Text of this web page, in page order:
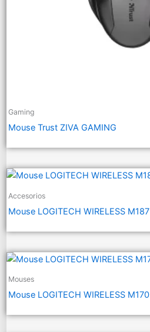
Gaming
Mouse Trust ZIVA GAMING
Accesorios
Mouse LOGITECH WIRELESS M187
Mouses
Mouse LOGITECH WIRELESS M170